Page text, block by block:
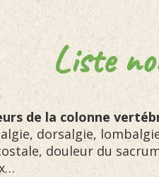
Liste
de la colonne
dorsalgie,
douleur du